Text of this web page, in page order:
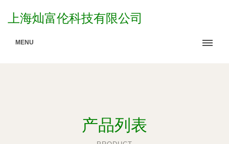
上海灿富伦科技有限公司
MENU
产品列表